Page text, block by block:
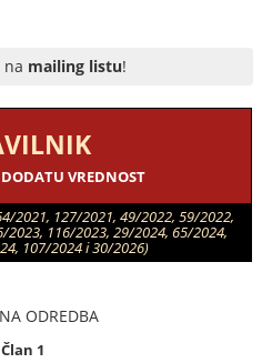
na mailing listu!
VREDNOST
2021, 127/2021, 49/2022, 59/2022,
2023, 116/2023, 29/2024, 65/2024,
107/2024 i 30/2026)
ODREDBA
Član 1